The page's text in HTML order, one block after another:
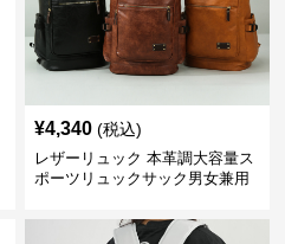
¥4,340 (税込)
レザーリュック 本革調大容量ス
ポーツリュックサック男女兼用